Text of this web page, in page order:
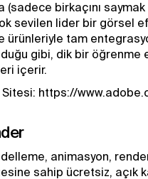
(sadece birkaçını
sevilen lider bir görsel
ürünleriyle tam
gibi, dik bir
içerir.
Sitesi: https://
animasyon,
sahip ücretsiz, açık